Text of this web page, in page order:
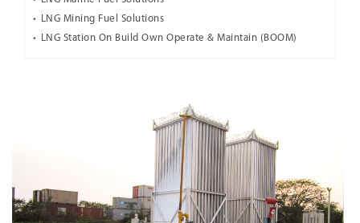
LNG Mining Fuel Solutions
LNG Station On Build Own Operate & Maintain (BOOM)